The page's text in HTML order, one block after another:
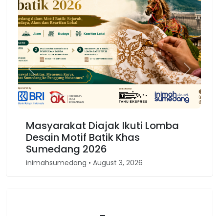
Masyarakat Diajak Ikuti Lomba
Desain Motif Batik Khas
Sumedang 2026
inimahsumedang • August 3, 2026
Previous Next